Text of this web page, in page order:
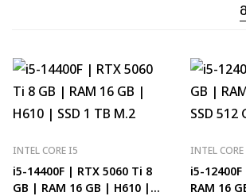
INTEL CORE I5
i5-14400F | RTX 5060 Ti 8
GB | RAM 16 GB | H610 |
INTEL
i5-
RAM 16